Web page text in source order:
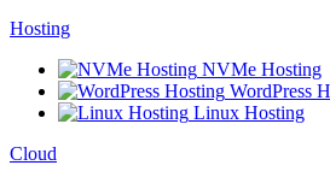
Hosting
NVMe Hosting
WordPress
Linux Hosting
Cloud